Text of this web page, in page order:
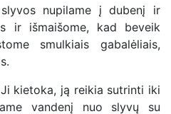
nupilame į dubenį ir
ir išmaišome, kad beveik
smulkiais gabalėliais,
kietoka, ją reikia sutrinti iki
vandenį nuo slyvų su